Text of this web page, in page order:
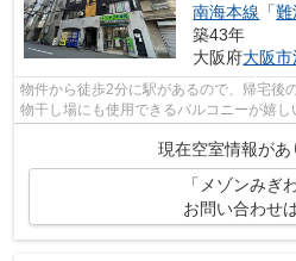
南海本線 「難
築43年
大阪府大阪
物件から徒歩2分に駅があるので、帰宅後
物干し場にも使用できるバルコニーが嬉
ング張りの、過ごしやすい物件となって...
現在空室情報があ
「メゾンみぎ
お問い合わせ